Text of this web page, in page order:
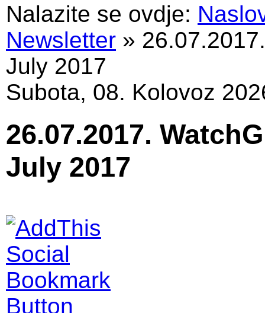
Nalazite se ovdje:
Newsletter »
July 2017
Subota, 08. Kolovoz
26.07.2017.
July 2017